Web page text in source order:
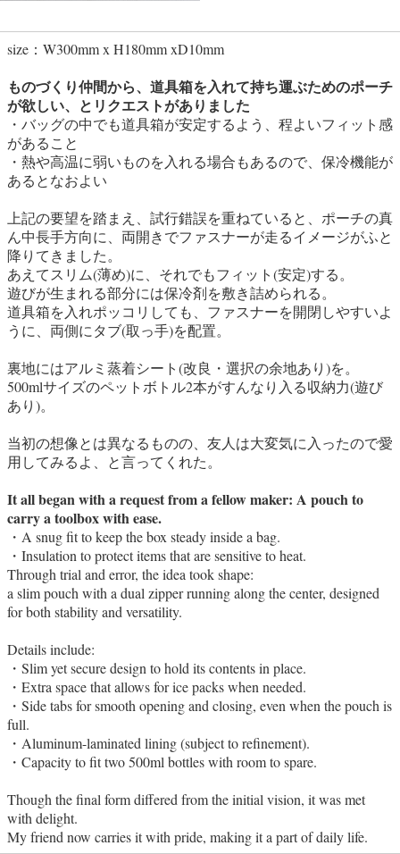
size：W300mm x H180mm xD10mm
ものづくり仲間から、道具箱を入れて持ち運ぶためのポーチ
が欲しい、とリクエストがありました
・バッグの中でも道具箱が安定するよう、程よいフィット感
があること
・熱や高温に弱いものを入れる場合もあるので、保冷機能が
あるとなおよい
上記の要望を踏まえ、試行錯誤を重ねていると、ポーチの真
ん中長手方向に、両開きでファスナーが走るイメージがふと
降りてきました。
あえてスリム(薄め)に、それでもフィット(安定)する。
遊びが生まれる部分には保冷剤を敷き詰められる。
道具箱を入れポッコリしても、ファスナーを開閉しやすいよ
うに、両側にタブ(取っ手)を配置。
裏地にはアルミ蒸着シート(改良・選択の余地あり)を。
500mlサイズのペットボトル2本がすんなり入る収納力(遊び
あり)。
当初の想像とは異なるものの、友人は大変気に入ったので愛
用してみるよ、と言ってくれた。
It all began with a request from a fellow maker: A pouch to
carry a toolbox with ease.
・A snug fit to keep the box steady inside a bag.
・Insulation to protect items that are sensitive to heat.
Through trial and error, the idea took shape:
a slim pouch with a dual zipper running along the center, designed
for both stability and versatility.
Details include:
・Slim yet secure design to hold its contents in place.
・Extra space that allows for ice packs when needed.
・Side tabs for smooth opening and closing, even when the pouch is
full.
・Aluminum-laminated lining (subject to refinement).
・Capacity to fit two 500ml bottles with room to spare.
Though the final form differed from the initial vision, it was met
with delight.
My friend now carries it with pride, making it a part of daily life.